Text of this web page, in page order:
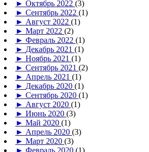
► Октябрь 2022 (3)
► Сентябрь 2022 (1)
► Август 2022 (1)
► Март 2022 (2)
► Февраль 2022 (1)
► Декабрь 2021 (1)
► Ноябрь 2021 (1)
► Сентябрь 2021 (2)
► Апрель 2021 (1)
► Декабрь 2020 (1)
► Сентябрь 2020 (1)
► Август 2020 (1)
► Июнь 2020 (3)
► Май 2020 (1)
► Апрель 2020 (3)
► Март 2020 (3)
► Февраль 2020 (1)